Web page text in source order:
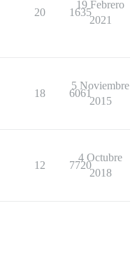
20 1635
19 Febrero
2021
18 6061
5 Noviembre
2015
12 7720
4 Octubre
2018